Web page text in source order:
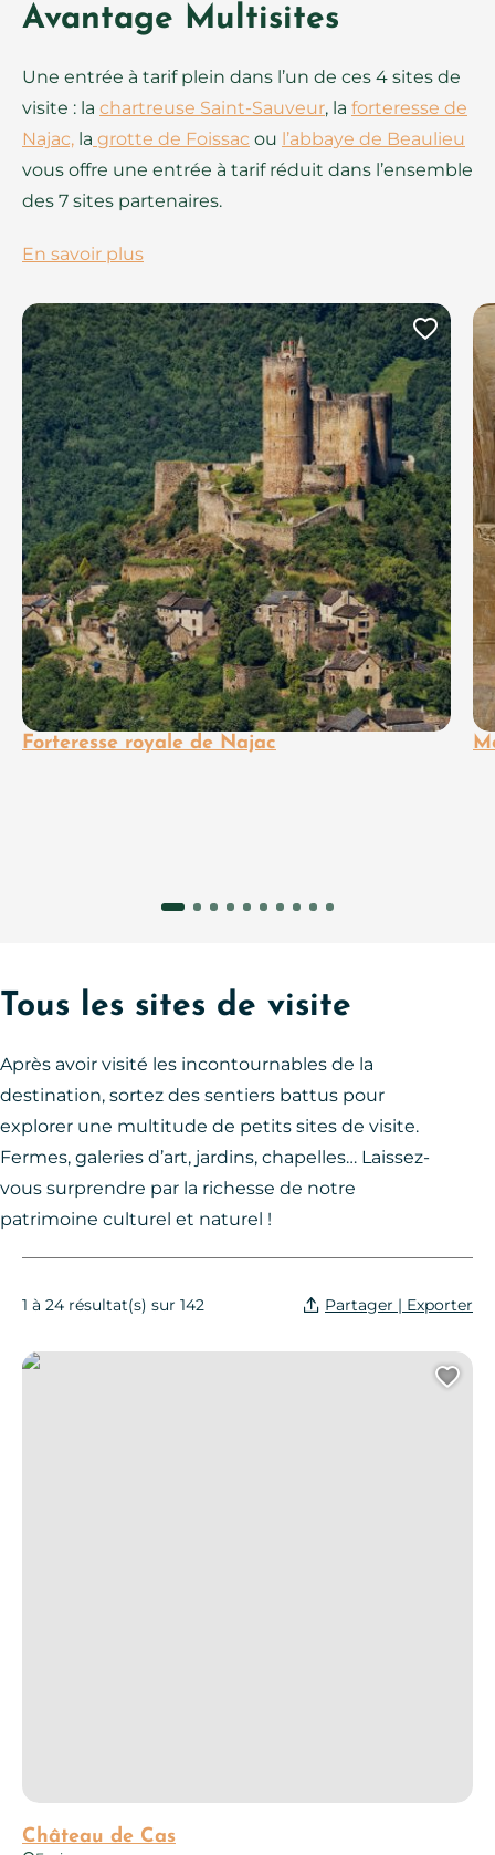
Avantage Multisites
Une entrée à tarif plein dans l’un de ces 4 sites de
visite : la chartreuse Saint-Sauveur, la forteresse de
Najac, la grotte de Foissac ou l’abbaye de Beaulieu
vous offre une entrée à tarif réduit dans l’ensemble
des 7 sites partenaires.
En savoir plus
Forteresse royale de Najac
Tous les sites de visite
Après avoir visité les incontournables de la
destination, sortez des sentiers battus pour
explorer une multitude de petits sites de visite.
Fermes, galeries d’art, jardins, chapelles… Laissez-
vous surprendre par la richesse de notre
patrimoine culturel et naturel !
1 à 24 résultat(s) sur 142 Partager | Exporter
Château de Cas
Château de Cas